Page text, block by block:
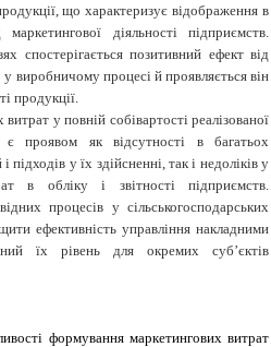
що характеризує відображення в
діяльності підприємств.
спостерігається позитивний ефект від
виробничому процесі й проявляється він
продукції.
у повній собівартості реалізованої
є проявом як відсутності в багатьох
у їх здійсненні, так і недоліків у
в обліку і звітності підприємств.
процесів у сільськогосподарських
ефективність управління накладними
їх рівень для окремих суб’єктів
формування маркетингових витрат